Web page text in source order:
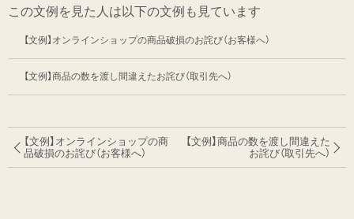
この文例を見た人は以下の文例も見ています
【文例】オンラインショップの商品破損のお詫び（お客様へ）
【文例】商品の数を渡し間違えたお詫び（取引先へ）
【文例】オンラインショップの商
品破損のお詫び（お客様へ）
【文例】商品の数を渡し間違えた
お詫び（取引先へ）